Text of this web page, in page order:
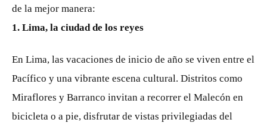
de la mejor manera:
1. Lima, la ciudad de los reyes
En Lima, las vacaciones de inicio de año se viven entre el
Pacífico y una vibrante escena cultural. Distritos como
Miraflores y Barranco invitan a recorrer el Malecón en
bicicleta o a pie, disfrutar de vistas privilegiadas del